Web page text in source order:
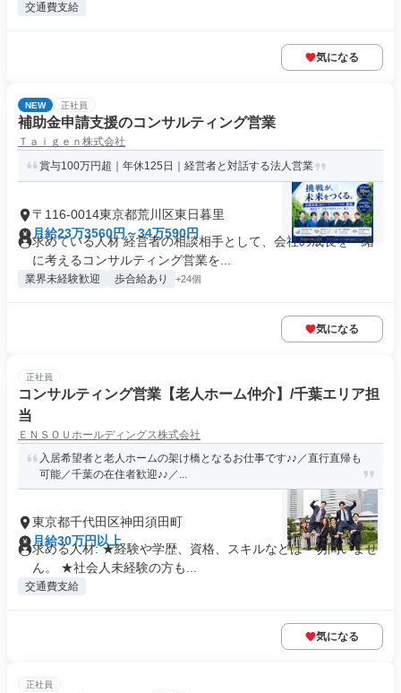
交通費支給
気になる
NEW 正社員
補助金申請支援のコンサルティング営業
Ｔａｉｇｅｎ株式会社
賞与100万円超｜年休125日｜経営者と対話する法人営業
〒116-0014東京都荒川区東日暮里
月給23万3560円～34万590円
求めている人材 経営者の相談相手として、会社の成長を一緒
に考えるコンサルティング営業を...
業界未経験歓迎 歩合給あり +24個
気になる
正社員
コンサルティング営業【老人ホーム仲介】/千葉エリア担
当
ＥＮＳＯＵホールディングス株式会社
入居希望者と老人ホームの架け橋となるお仕事です♪♪／直行直帰も
可能／千葉の在住者歓迎♪♪／...
東京都千代田区神田須田町
月給30万円以上
求める人材: ★経験や学歴、資格、スキルなどは一切問いませ
ん。 ★社会人未経験の方も...
交通費支給
気になる
正社員